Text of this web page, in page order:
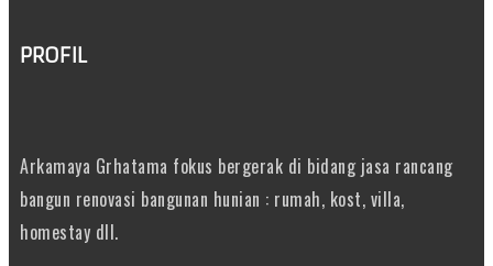
PROFIL
Arkamaya Grhatama fokus bergerak di bidang jasa rancang
bangun renovasi bangunan hunian : rumah, kost, villa,
homestay dll.